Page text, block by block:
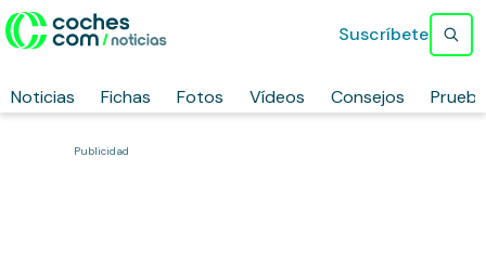
Noticias Fichas Fotos Vídeos Consejos
Suscríbete
Publicidad